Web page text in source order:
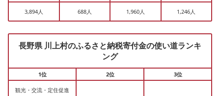
3,894人 688人 1,960人 1,246人
長野県 川上村のふるさと納税寄付金の使い道ランキ
ング
1位
観光・交流・定住促進
2位 3位